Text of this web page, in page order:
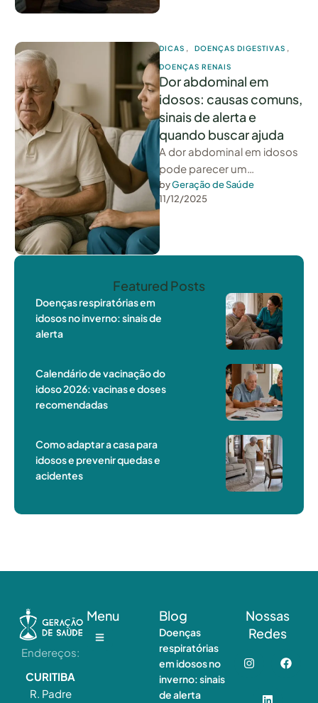
DICAS , DOENÇAS DIGESTIVAS ,
DOENÇAS RENAIS
Dor abdominal em
idosos: causas comuns,
sinais de alerta e
quando buscar ajuda
A dor abdominal em idosos
pode parecer um
desconforto comum, mas
muitas vezes é o corpo
enviando sinais …
by Geração de Saúde
11/12/2025
Featured Posts
Doenças respiratórias em
idosos no inverno: sinais de
alerta
Calendário de vacinação do
idoso 2026: vacinas e doses
recomendadas
Como adaptar a casa para
idosos e prevenir quedas e
acidentes
Endereços:
CURITIBA
R. Padre
Menu Blog
Doenças
respiratórias
em idosos no
inverno: sinais
de alerta
Nossas
Redes